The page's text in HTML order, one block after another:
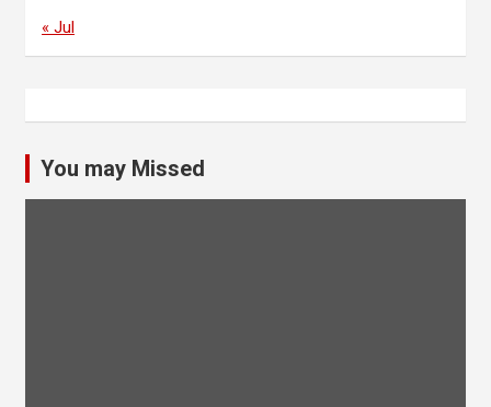
« Jul
You may Missed